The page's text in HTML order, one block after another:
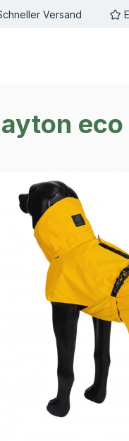
Versand